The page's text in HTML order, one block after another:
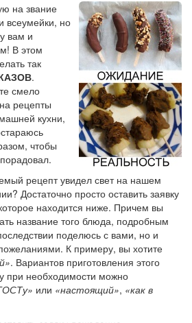
на звание
всеумейки, но
вам и
В этом
так
.
смело
рецепты
кухни,
чтобы
рецепт увидел свет на нашем
Достаточно просто оставить заявку
находится ниже. Причем вы
название того блюда, подробным
поделюсь с вами, но и
К примеру, вы хотите
. Вариантов приготовления этого
при необходимости можно
или «настоящий», «как в